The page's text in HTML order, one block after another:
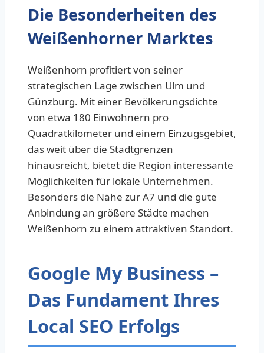
Die Besonderheiten des
Weißenhorner Marktes
Weißenhorn profitiert von seiner
strategischen Lage zwischen Ulm und
Günzburg. Mit einer Bevölkerungsdichte
von etwa 180 Einwohnern pro
Quadratkilometer und einem Einzugsgebiet,
das weit über die Stadtgrenzen
hinausreicht, bietet die Region interessante
Möglichkeiten für lokale Unternehmen.
Besonders die Nähe zur A7 und die gute
Anbindung an größere Städte machen
Weißenhorn zu einem attraktiven Standort.
Google My Business –
Das Fundament Ihres
Local SEO Erfolgs